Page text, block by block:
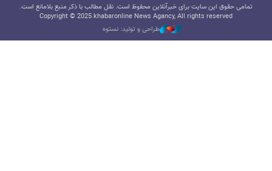
تمامی حقوق این سایت برای خبرآنلاین محفوظ است. نقل مطالب با ذکر منبع بلامانع است.
Copyright © 2025 khabaronline News Agancy, All rights reserved
طراحی و تولید: نستوه